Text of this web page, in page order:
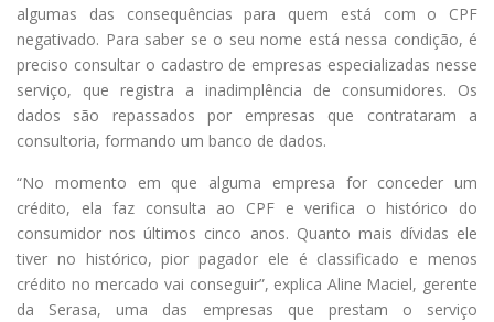
algumas das consequências para quem está com o CPF
negativado. Para saber se o seu nome está nessa condição, é
preciso consultar o cadastro de empresas especializadas nesse
serviço, que registra a inadimplência de consumidores. Os
dados são repassados por empresas que contrataram a
consultoria, formando um banco de dados.
“No momento em que alguma empresa for conceder um
crédito, ela faz consulta ao CPF e verifica o histórico do
consumidor nos últimos cinco anos. Quanto mais dívidas ele
tiver no histórico, pior pagador ele é classificado e menos
crédito no mercado vai conseguir”, explica Aline Maciel, gerente
da Serasa, uma das empresas que prestam o serviço